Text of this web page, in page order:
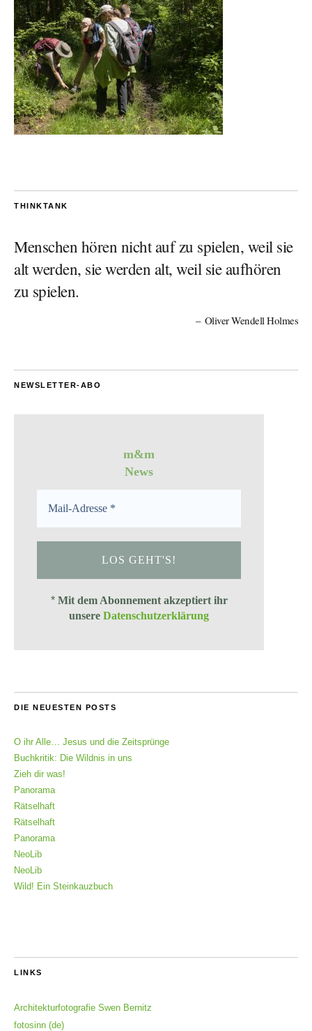
THINKTANK
Menschen hören nicht auf zu spielen, weil sie
alt werden, sie werden alt, weil sie aufhören
zu spielen.
Oliver Wendell Holmes
NEWSLETTER-ABO
m&m
News
* Mit dem Abonnement akzeptiert ihr
unsereDatenschutzerklärung
DIE NEUESTEN POSTS
O ihr Alle… Jesus und die Zeitsprünge
Buchkritik: Die Wildnis in uns
Zieh dir was!
Panorama
Rätselhaft
Rätselhaft
Panorama
NeoLib
NeoLib
Wild! Ein Steinkauzbuch
LINKS
Architekturfotografie Swen Bernitz
fotosinn (de)